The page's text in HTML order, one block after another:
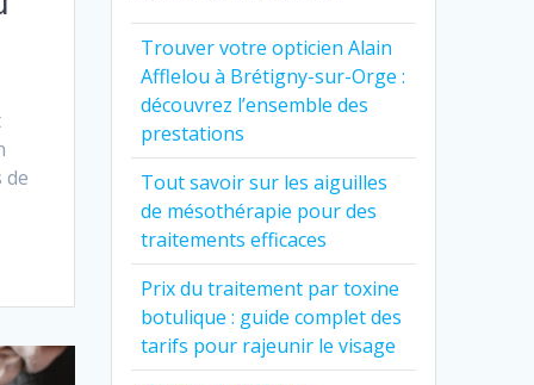
de
Trouver votre opticien Alain
Afflelou à Brétigny-sur-Orge :
découvrez l’ensemble des
prestations
Tout savoir sur les aiguilles
de mésothérapie pour des
traitements efficaces
Prix du traitement par toxine
botulique : guide complet des
tarifs pour rajeunir le visage